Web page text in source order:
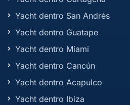
Yacht dentro San Andrés
Yacht dentro Guatape
Yacht dentro Miami
Yacht dentro Cancún
Yacht dentro Acapulco
Yacht dentro Ibiza